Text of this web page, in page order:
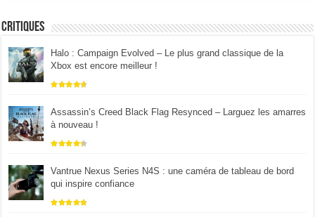
Critiques
Halo : Campaign Evolved – Le plus grand classique de la
Xbox est encore meilleur !
Assassin’s Creed Black Flag Resynced – Larguez les amarres
à nouveau !
Vantrue Nexus Series N4S : une caméra de tableau de bord
qui inspire confiance